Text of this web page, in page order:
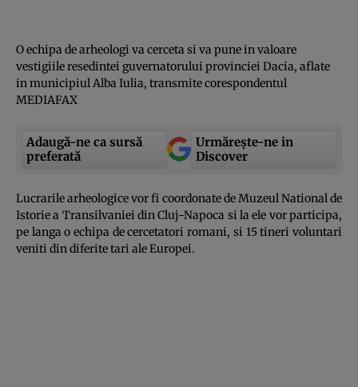
O echipa de arheologi va cerceta si va pune in valoare
vestigiile resedintei guvernatorului provinciei Dacia, aflate
in municipiul Alba Iulia, transmite corespondentul
MEDIAFAX
Adaugă-ne ca sursă
preferată
Urmărește-ne in
Discover
Lucrarile arheologice vor fi coordonate de Muzeul National de
Istorie a Transilvaniei din Cluj-Napoca si la ele vor participa,
pe langa o echipa de cercetatori romani, si 15 tineri voluntari
veniti din diferite tari ale Europei.